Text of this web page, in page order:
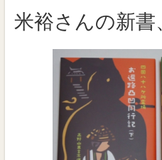
米裕さんの新書